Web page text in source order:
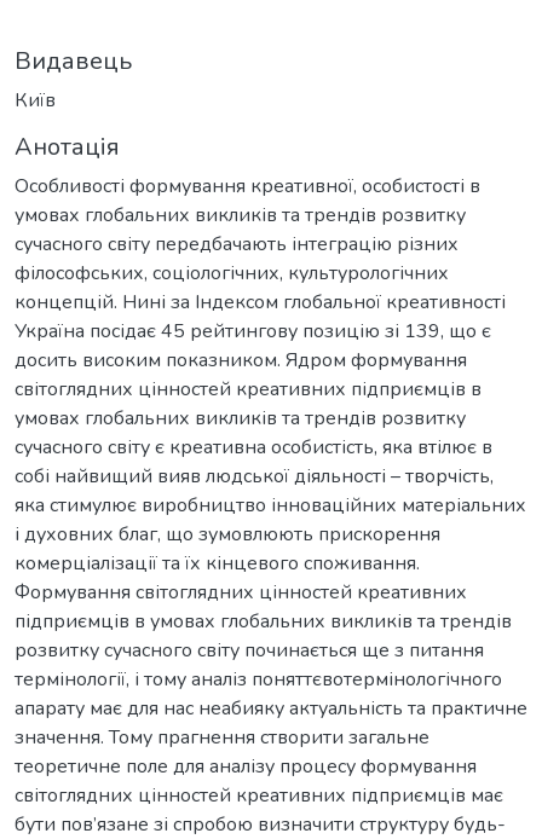
Видавець
Київ
Анотація
Особливості формування креативної, особистості в
умовах глобальних викликів та трендів розвитку
сучасного світу передбачають інтеграцію різних
філософських, соціологічних, культурологічних
концепцій. Нині за Індексом глобальної креативності
Україна посідає 45 рейтингову позицію зі 139, що є
досить високим показником. Ядром формування
світоглядних цінностей креативних підприємців в
умовах глобальних викликів та трендів розвитку
сучасного світу є креативна особистість, яка втілює в
собі найвищий вияв людської діяльності – творчість,
яка стимулює виробництво інноваційних матеріальних
і духовних благ, що зумовлюють прискорення
комерціалізації та їх кінцевого споживання.
Формування світоглядних цінностей креативних
підприємців в умовах глобальних викликів та трендів
розвитку сучасного світу починається ще з питання
термінології, і тому аналіз поняттєвотермінологічного
апарату має для нас неабияку актуальність та практичне
значення. Тому прагнення створити загальне
теоретичне поле для аналізу процесу формування
світоглядних цінностей креативних підприємців має
бути пов’язане зі спробою визначити структуру будь-